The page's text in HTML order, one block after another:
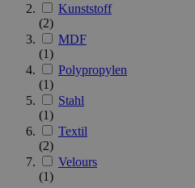
Kunststoff
(2)
MDF
(1)
Polypropylen
(1)
Stahl
(1)
Textil
(2)
Velours
(1)